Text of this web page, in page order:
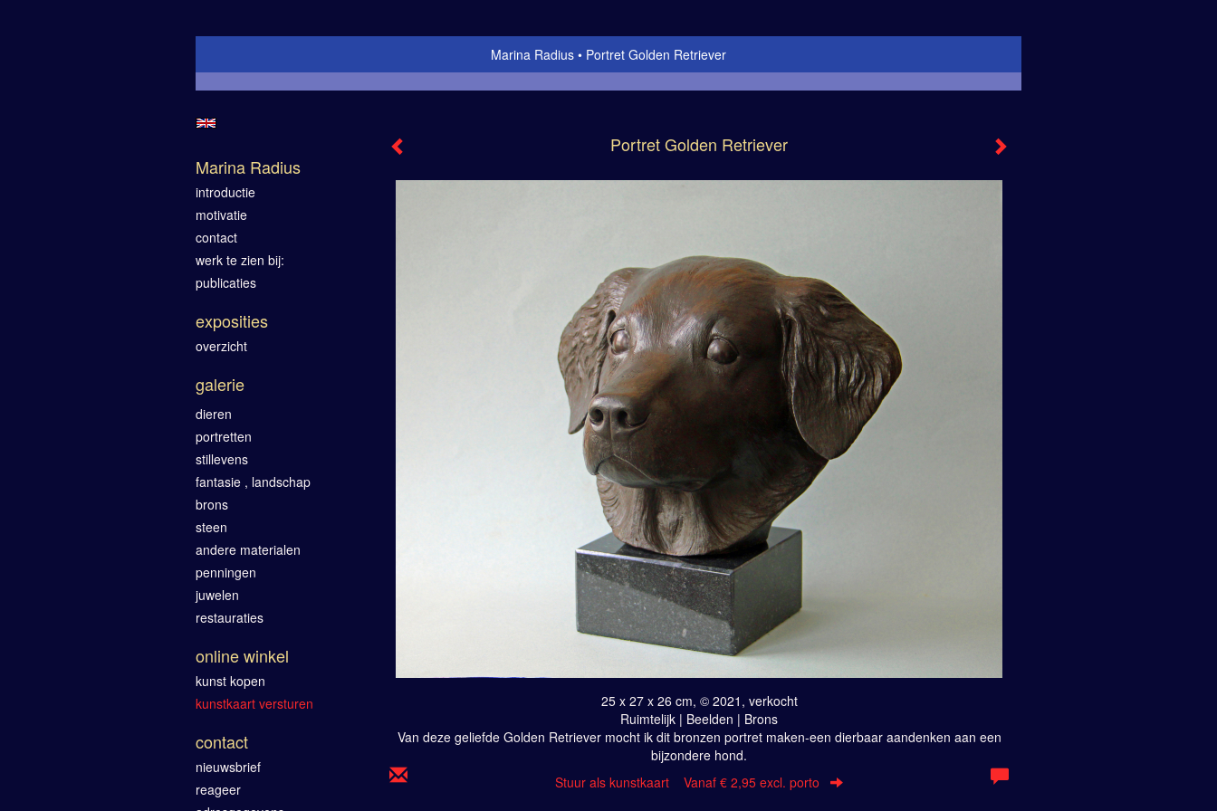
Marina Radius Portret Golden Retriever
Portret Golden Retriever
25 x 27 x 26 cm, © 2021, verkocht
Ruimtelijk | Beelden | Brons
Van deze geliefde Golden Retriever mocht ik dit bronzen portret maken-een dierbaar aandenken aan een
bijzondere hond.
Stuur als kunstkaart Vanaf € 2,95 excl. porto
Marina Radius
introductie
motivatie
contact
werk te zien bij:
publicaties
exposities
overzicht
galerie
dieren
portretten
stillevens
fantasie , landschap
brons
steen
andere materialen
penningen
juwelen
restauraties
online winkel
kunst kopen
kunstkaart versturen
contact
nieuwsbrief
reageer